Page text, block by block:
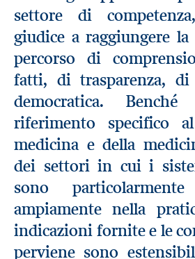
settore di
giudice a raggiungere
percorso di
fatti, di trasparenza,
democratica.
riferimento specifico
medicina e della
dei settori in cui i
sono
ampiamente nella
indicazioni fornite e le
perviene sono